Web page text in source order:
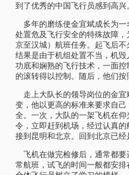
到了优秀的中国飞行员感到高兴
多年的磨练使金宜斌成长为一
处置危及飞行安全的特殊故障
京至汉城）航班任务。起飞后
结果是由于机组处置不当，机
功底和娴熟的飞行技术，一面
的滚转得以控制。随后，他们按
走上大队长的领导岗位的金宜
变，他以更高的标准来要求自
全。一次，大队的一架飞机在
令，立即赶到机场，经过认真
接到昆明和北京。回到北京已经
飞机在做完检修后，通常都要
常航班，试飞的时间一般都安